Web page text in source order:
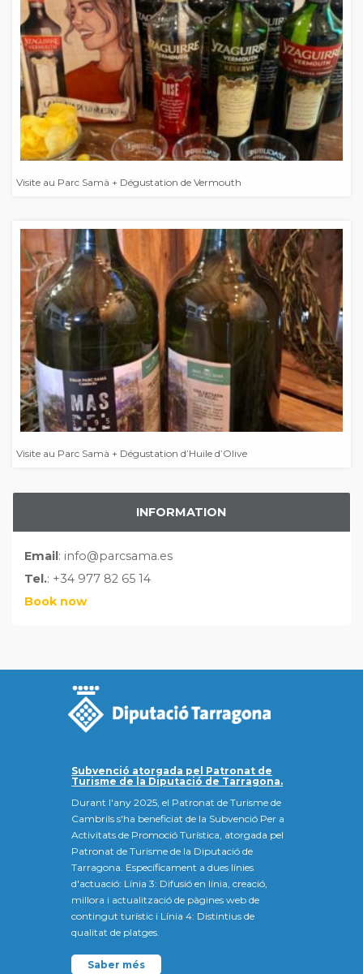
Visite au Parc Samà + Dégustation de Vermouth
Visite au Parc Samà + Dégustation d’Huile d’Olive
INFORMATION
Email: info@parcsama.es
Tel.: +34 977 82 65 14
Book now
Subvenció atorgada pel Patronat de
Turisme de la Diputació de Tarragona.
Durant l'any 2025, el Patronat de Turisme de
Cambrils s'ha beneficiat de la Subvenció Per a
Activitats de Promoció Turística, atorgada pel
Patronat de Turisme de la Diputació de
Tarragona. Específicament a dues línies
d'actuació: Línia 3: Difusió en línia, creació,
millora i actualització de pàgines web de
contingut turístic i Línia 4: Distintius de
qualitat de platges.
Saber més